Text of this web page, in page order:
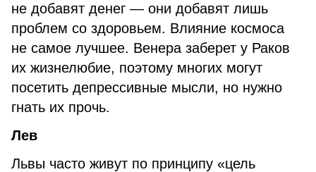
не добавят денег — они добавят лишь
проблем со здоровьем. Влияние космоса
не самое лучшее. Венера заберет у Раков
их жизнелюбие, поэтому многих могут
посетить депрессивные мысли, но нужно
гнать их прочь.
Лев
Львы часто живут по принципу «цель